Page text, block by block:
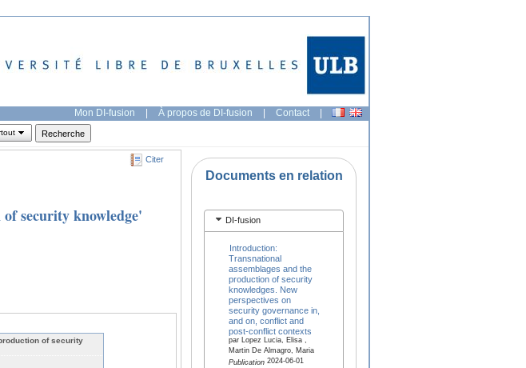
Mon DI-fusion | À propos de DI-fusion | Contact |
Citer
security knowledge'
of security
Documents en relation
DI-fusion
Introduction:
Transnational
assemblages and the
production of security
knowledges. New
perspectives on
security governance in,
and on, conflict and
post-conflict contexts
par Lopez Lucia, Elisa ,
Martin De Almagro, Maria
Publication2024-06-01